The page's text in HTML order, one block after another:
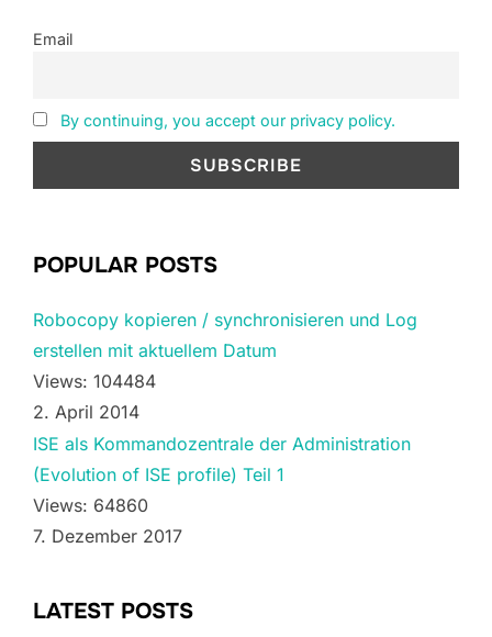
Email
By continuing, you accept our privacy policy.
POPULAR POSTS
Robocopy kopieren / synchronisieren und Log
erstellen mit aktuellem Datum
Views: 104484
2. April 2014
ISE als Kommandozentrale der Administration
(Evolution of ISE profile) Teil 1
Views: 64860
7. Dezember 2017
LATEST POSTS